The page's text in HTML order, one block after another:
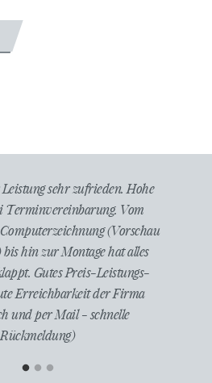
bis zur Fertigstellung und
super gepasst. Der Liefer-und
eingehalten. Der Preis war
Qualität des Materials und
Wenn ich wieder etwas
dann gerne wieder.